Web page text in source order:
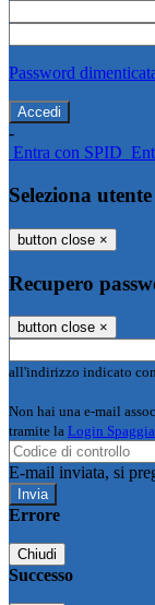
Password
-
Entra con SPID
Seleziona utente
button close ×
Recupero
button close ×
all'indirizzo indicato
Non hai una e-mail
tramite la Login
E-mail inviata, si
Errore
Chiudi
Successo